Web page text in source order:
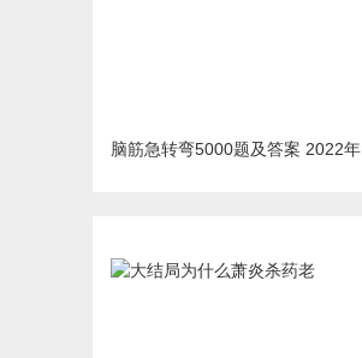
脑筋急转弯5000题及答案 2022年